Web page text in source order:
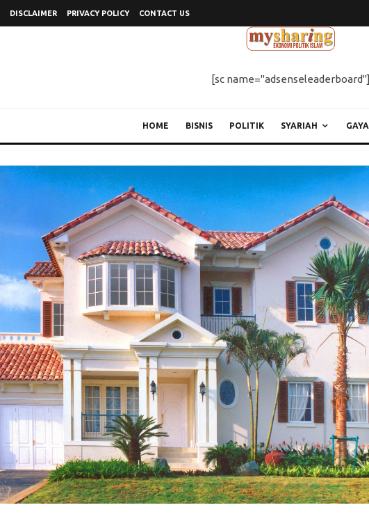
DISCLAIMER PRIVACY POLICY CONTACT US
[sc name="adsenseleaderboard"]
HOME BISNIS POLITIK SYARIAH GAYA